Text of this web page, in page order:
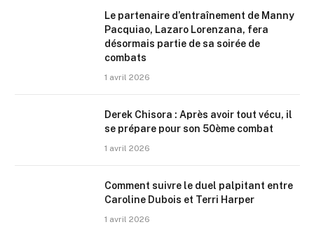
Le partenaire d’entraînement de Manny
Pacquiao, Lazaro Lorenzana, fera
désormais partie de sa soirée de
combats
1 avril 2026
Derek Chisora : Après avoir tout vécu, il
se prépare pour son 50ème combat
1 avril 2026
Comment suivre le duel palpitant entre
Caroline Dubois et Terri Harper
1 avril 2026